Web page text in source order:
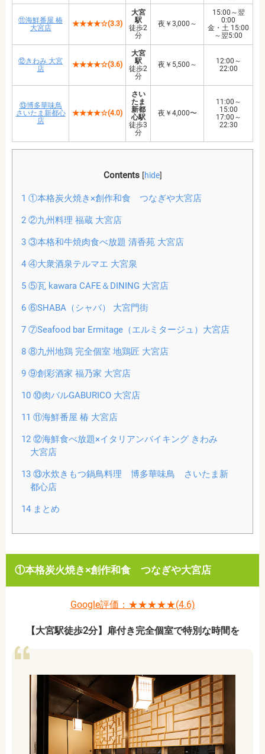
⑪海鮮番屋 椿
大宮店
★★★★☆(3.3)
大宮
駅
徒歩2
分
夜￥3,000～
15:00～翌
0:00
金・土 15:00
～翌5:00
⑫きわみ 大宮
店
★★★★☆(3.6)
大宮
駅
徒歩2
分
夜￥5,500～
12:00～
22:00
⑬博多華味鳥
さいたま新都心
店
★★★★☆(4.0)
さい
たま
新都
心駅
徒歩3
分
夜￥4,000〜
11:00～
15:00
17:00～
22:30
Contents [hide]
1 ①本格炭火焼き×創作和食 つなぎや大宮店
2②九州料理 福蔵 大宮店
3③本格和牛焼肉食べ放題 清香苑 大宮店
4④大衆酒泉テルマエ 大宮泉
5⑤瓦 kawara CAFE＆DINING 大宮店
6⑥SHABA（シャバ） 大宮門街
7⑦Seafood bar Ermitage（エルミタージュ）大宮店
8⑧九州地鶏 完全個室 地鶏匠 大宮店
9⑨創彩酒家 福乃家 大宮店
10⑩肉バルGABURICO 大宮店
11 ⑪海鮮番屋 椿 大宮店
12⑫海鮮食べ放題×イタリアンバイキング きわみ
大宮店
13⑬水炊きもつ鍋鳥料理 博多華味鳥 さいたま新
都心店
14まとめ
①本格炭火焼き×創作和食 つなぎや大宮店
Google評価：★★★★★(4.6)
【大宮駅徒歩2分】扉付き完全個室で特別な時間を